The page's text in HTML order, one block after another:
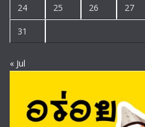
24 25 26 27
31
« Jul